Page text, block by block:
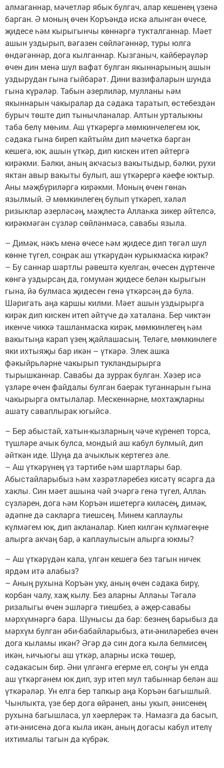
алмаганнар, мәчетләр ябык булгач, алар кешенең үзенә
барган. Ә моның өчен Коръәндә искә алынган өчесе,
җидесе һәм кырыгынчы көннәргә тукталганнар. Мәет
ашын уздырып, вәгазен сөйләгәннәр, туры юлга
өндәгәннәр, дога кылганнар. Кызганыч, кайберәүләр
өчен дин менә шул вафат булган якыннарының ашын
уздырудан гына гыйбарәт. Дини вазифаларын шунда
гына күрәләр. Табын әзерлиләр, мулланы һәм
якыннарын чакыралар да сәдака таратып, өстебездән
бурыч төште дип тынычланалар. Алтын урталыкны
таба белү мөһим. Аш үткәрергә мөмкинчелегем юк,
сәдака гына биреп кайтыйм дип мәчеткә барган
кешегә, юк, ашын үткәр, дип кискен итеп әйтергә
кирәкми. Бәлки, аның акчасыз вакытыдыр, бәлки, рухи
яктан авыр вакыты булып, аш үткәрергә кәефе юктыр.
Аны мәҗбүриләргә кирәкми. Моның өчен гөнаһ
язылмый. Ә мөмкинлегең булып үткәреп, хәләл
ризыклар әзерләсәң, мәҗлестә Аллаһка зикер әйтелсә,
кирәкмәгән сүзләр сөйләнмәсә, савабы языла.
– Димәк, нәкъ менә өчесе һәм җидесе дип төгәл шул
көнне түгел, соңрак аш үткәрүдән курыкмаска кирәк?
– Бу саннар шартлы рәвештә куелган, өчесен дүртенче
көнгә уздырсаң да, гомумән җидесе белән кырыгын
гына, йә булмаса җидесен генә үткәрсәң дә була.
Шәригать аңа каршы килми. Мәет ашын уздырырга
кирәк дип кискен итеп әйтүче дә хаталана. Бер чиктән
икенче чиккә ташланмаска кирәк, мөмкинлегең һәм
вакытыңа карап үзең җайлашасың. Теләге, мөмкинлеге
яки ихтыяҗы бар икән – үткәрә. Элек ашка
фәкыйрьләрне чакырып тукландырырга
тырышканнар. Савабы да зуррак булган. Хәзер исә
үзләре өчен файдалы булган баерак туганнарын гына
чакырырга омтылалар. Мескеннәрне, мохтаҗларны
ашату саваплырак югыйсә.
– Бер абыстай, хатын-кызларның чәче күренеп торса,
түшләре ачык булса, мондый аш кабул булмый, дип
әйткән иде. Шуңа да ачыклык кертегез әле.
– Аш үткәрүнең үз тәртибе һәм шартлары бар.
Абыстайларыбыз һәм хәзрәтләребез кисәтү ясарга да
хаклы. Син мәет ашына чәй эчәргә генә түгел, Аллаһ
сүзләрен, дога һәм Коръән ишетергә киләсең, димәк,
әдәпне дә сакларга тиешсең. Минем каплаулы
күлмәгем юк, дип акланалар. Киеп килгән күлмәгеңне
алырга акчаң бар, ә каплаулысын алырга юкмы?
– Аш үткәрүдән кала, үлгән кешегә без тагын ничек
ярдәм итә алабыз?
– Аның рухына Коръән уку, аның өчен сәдака бирү,
корбан чалу, хаҗ кылу. Без аларны Аллаһы Тәгалә
ризалыгы өчен эшләргә тиешбез, ә әҗер-савабы
мәрхүмнәргә бара. Шунысы да бар: безнең барыбыз да
мәрхүм булган әби-бабайларыбыз, әти-әниләребез өчен
дога кыламы икән? Әгәр дә син дога кыла белмисең
икән, һичьюгы аш үткәр, аларны искә төшер,
сәдакасын бир. Әни үлгәнгә егерме ел, соңгы ун елда
аш үткәргәнем юк дип, зур итеп мул табыннар белән аш
үткәрәләр. Ун елга бер тапкыр аңа Коръән багышлый.
Чынлыкта, үзе бер дога өйрәнеп, аны укып, әнисенең
рухына багышласа, ул хәерлерәк тә. Намазга да басып,
әти-әнисенә дога кыла икән, аның догасы кабул ителү
ихтималы тагын да күбрәк.